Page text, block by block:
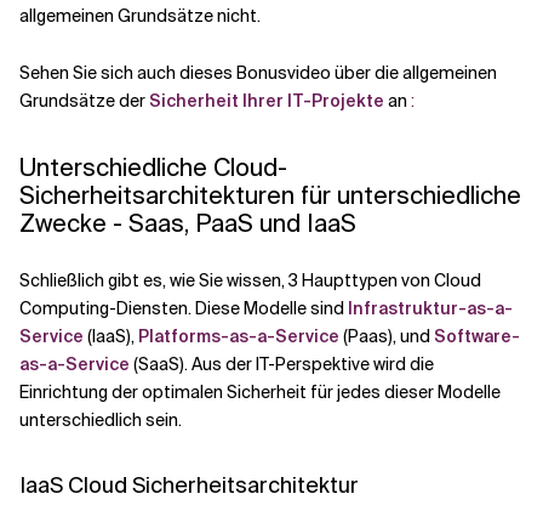
allgemeinen Grundsätze nicht.
Sehen Sie sich auch dieses Bonusvideo über die allgemeinen
Grundsätze derSicherheit Ihrer IT-Projekte an :
Unterschiedliche Cloud-
Sicherheitsarchitekturen für unterschiedliche
Zwecke - Saas, PaaS und IaaS
Schließlich gibt es, wie Sie wissen, 3 Haupttypen von Cloud
Computing-Diensten. Diese Modelle sind Infrastruktur-as-a-
Service (IaaS), Platforms-as-a-Service (Paas), und Software-
as-a-Service (SaaS). Aus der IT-Perspektive wird die
Einrichtung der optimalen Sicherheit für jedes dieser Modelle
unterschiedlich sein.
IaaS Cloud Sicherheitsarchitektur